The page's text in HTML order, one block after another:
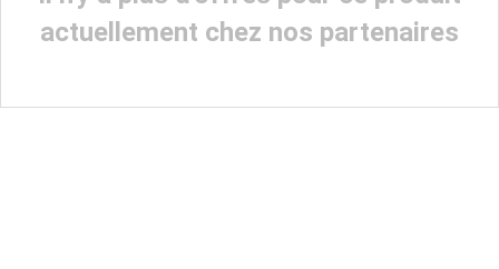
actuellement chez nos partenaires